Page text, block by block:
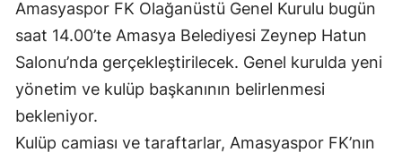
Amasyaspor FK Olağanüstü Genel Kurulu bugün
saat 14.00’te Amasya Belediyesi Zeynep Hatun
Salonu’nda gerçekleştirilecek. Genel kurulda yeni
yönetim ve kulüp başkanının belirlenmesi
bekleniyor.
Kulüp camiası ve taraftarlar, Amasyaspor FK’nın